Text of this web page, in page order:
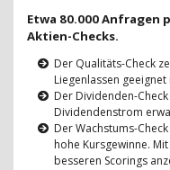
Etwa 80.000 Anfragen
Aktien-Checks.
Der Qualitäts-Check
Liegenlassen geeignet
Der Dividenden-
Dividendenstrom
Der Wachstums-
hohe Kursgewinne.
besseren Scorings